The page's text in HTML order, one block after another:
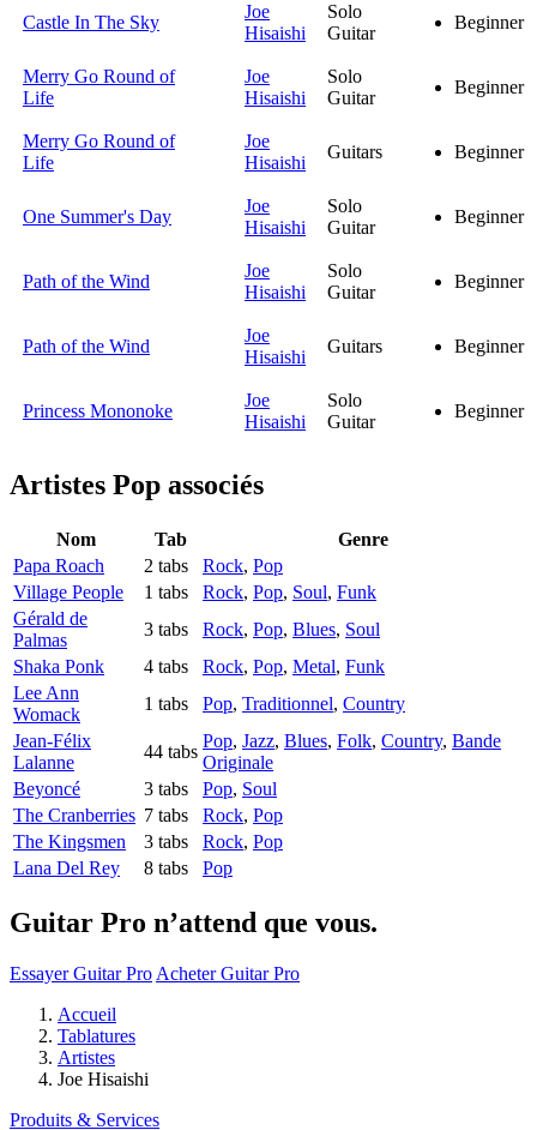
Castle In The Sky
Joe
Hisaishi
Solo
Guitar
Beginner
Merry Go Round of
Life
Joe
Hisaishi
Solo
Guitar
Beginner
Merry Go Round of
Life
Joe
Hisaishi
Guitars Beginner
One Summer's Day
Joe
Hisaishi
Solo
Guitar
Beginner
Path of the Wind
Joe
Hisaishi
Solo
Guitar
Beginner
Path of the Wind
Joe
Hisaishi
Guitars Beginner
Princess Mononoke
Joe
Hisaishi
Solo
Guitar
Beginner
Artistes Pop associés
Nom Tab
Genre
Papa Roach
2 tabs Rock, Pop
Village People
1 tabs Rock, Pop, Soul, Funk
Gérald de
Palmas
3 tabs Rock, Pop, Blues, Soul
Shaka Ponk
4 tabs Rock, Pop, Metal, Funk
Lee Ann
Womack
1 tabs Pop, Traditionnel, Country
Jean-Félix
Lalanne
44 tabs
Pop, Jazz, Blues, Folk, Country, Bande
Originale
Beyoncé
3 tabs Pop, Soul
The Cranberries 7 tabs Rock, Pop
The Kingsmen
3 tabs Rock, Pop
Lana Del Rey
8 tabs Pop
Guitar Pro n’attend que vous.
Essayer Guitar Pro Acheter Guitar Pro
Accueil
Tablatures
Artistes
Joe Hisaishi
Produits & Services